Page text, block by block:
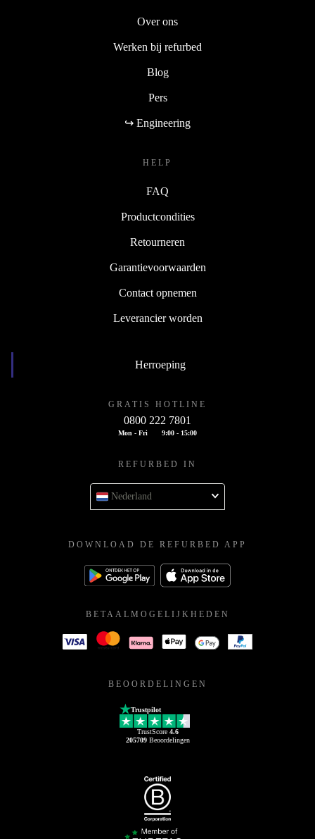
Over ons
Werken bij refurbed
Blog
Pers
↪ Engineering
HELP
FAQ
Productcondities
Retourneren
Garantievoorwaarden
Contact opnemen
Leverancier worden
Herroeping
GRATIS HOTLINE
0800 222 7801
Mon - Fri 9:00 - 15:00
REFURBED IN
Nederland
DOWNLOAD DE REFURBED APP
BETAALMOGELIJKHEDEN
BEOORDELINGEN
Trustpilot
TrustScore 4.6
205709Beoordelingen